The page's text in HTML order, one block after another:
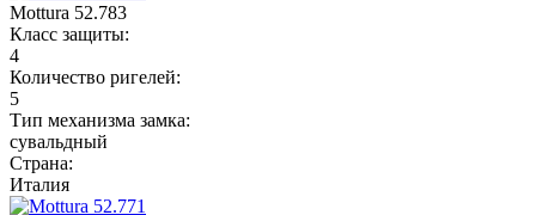
Mottura 52.783
Класс защиты:
4
Количество ригелей:
5
Тип механизма замка:
сувальдный
Страна:
Италия